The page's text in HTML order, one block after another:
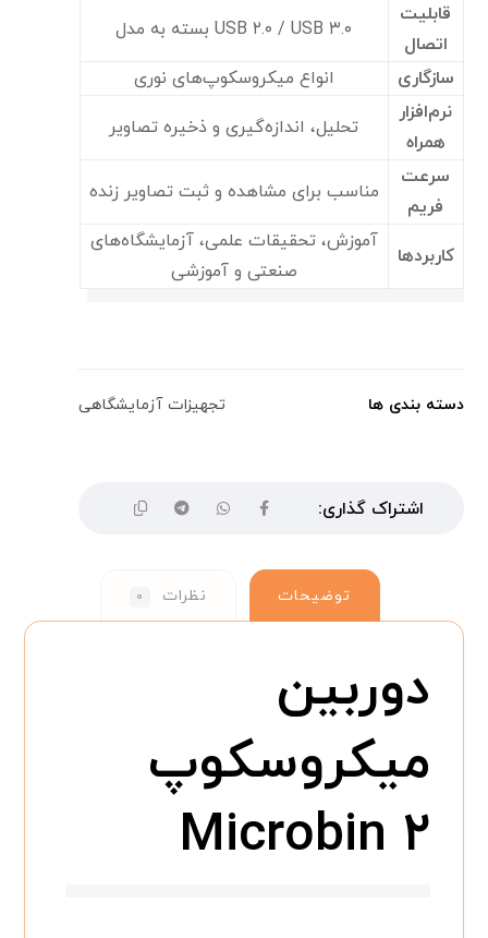
قابلیت
اتصال
USB ۲.۰ / USB ۳.۰ بسته به مدل
سازگاری
انواع میکروسکوپ‌های نوری
نرم‌افزار
همراه
تحلیل، اندازه‌گیری و ذخیره تصاویر
سرعت
فریم
مناسب برای مشاهده و ثبت تصاویر زنده
کاربردها
آموزش، تحقیقات علمی، آزمایشگاه‌های
صنعتی و آموزشی
دسته بندی ها تجهیزات آزمایشگاهی
توضیحات نظرات ۰
دوربین
میکروسکوپ
Microbin ۲